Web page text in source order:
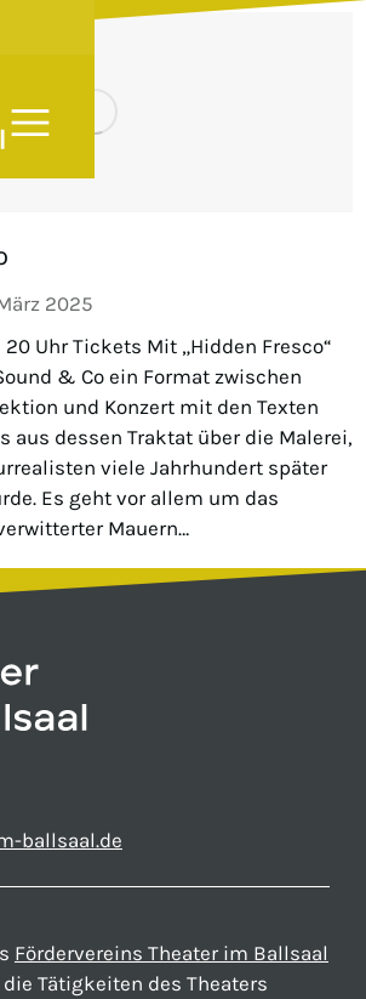
2025
Uhr Tickets Mit „Hidden Fresco“
& Co ein Format zwischen
und Konzert mit den Texten
aus dessen Traktat über die Malerei,
viele Jahrhundert später
Es geht vor allem um das
Mauern…
ballsaal.de
Fördervereins Theater im Ballsaal
Tätigkeiten des Theaters